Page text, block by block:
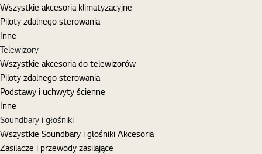
Wszystkie akcesoria klimatyzacyjne
Piloty zdalnego sterowania
Inne
Telewizory
Wszystkie akcesoria do telewizorów
Piloty zdalnego sterowania
Podstawy i uchwyty ścienne
Inne
Soundbary i głośniki
Wszystkie Soundbary i głośniki Akcesoria
Zasilacze i przewody zasilające